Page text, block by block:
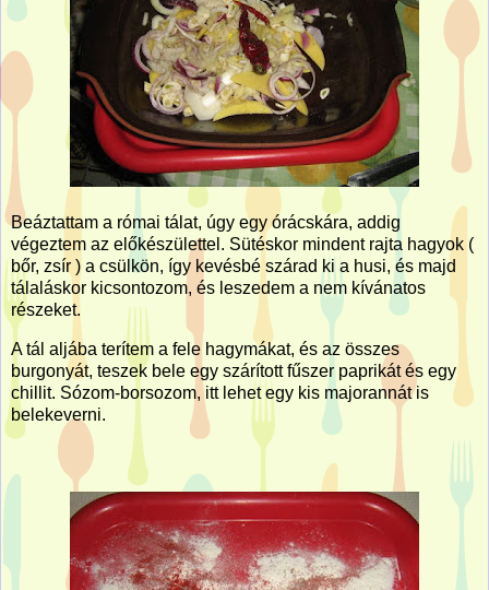
Beáztattam a római tálat, úgy egy órácskára, addig
végeztem az előkészülettel. Sütéskor mindent rajta hagyok (
bőr, zsír ) a csülkön, így kevésbé szárad ki a husi, és majd
tálaláskor kicsontozom, és leszedem a nem kívánatos
részeket.
A tál aljába terítem a fele hagymákat, és az összes
burgonyát, teszek bele egy szárított fűszer paprikát és egy
chillit. Sózom-borsozom, itt lehet egy kis majorannát is
belekeverni.